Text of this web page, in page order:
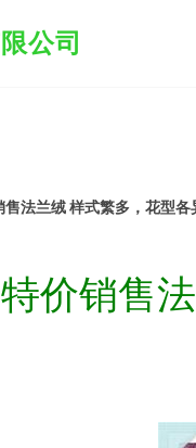
公司
售法兰绒 样式繁多，花型
特价销售